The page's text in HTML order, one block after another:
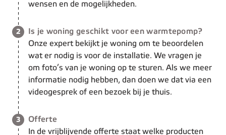
wensen en de mogelijkheden.
2 Stap 2 van de 4:
Is je woning geschikt voor een warmtepomp?
Onze expert bekijkt je woning om te beoordelen
wat er nodig is voor de installatie. We vragen je
om foto’s van je woning op te sturen. Als we meer
informatie nodig hebben, dan doen we dat via een
videogesprek of een bezoek bij je thuis.
3 Stap 3 van de 4:
Offerte
In de vrijblijvende offerte staat welke producten